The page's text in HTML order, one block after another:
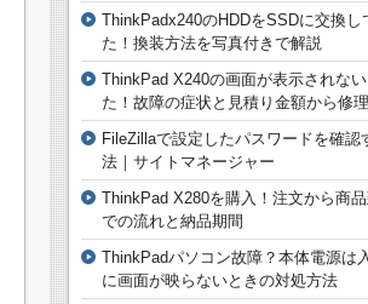
ThinkPadx240のHDDをSSDに交換し
た！換装方法を写真付きで解説
ThinkPad X240の画面が表示されな
た！故障の症状と見積り金額から修
FileZillaで設定したパスワードを確認
法｜サイトマネージャー
ThinkPad X280を購入！注文から商品
での流れと納品期間
ThinkPadパソコン故障？本体電源は
に画面が映らないときの対処方法